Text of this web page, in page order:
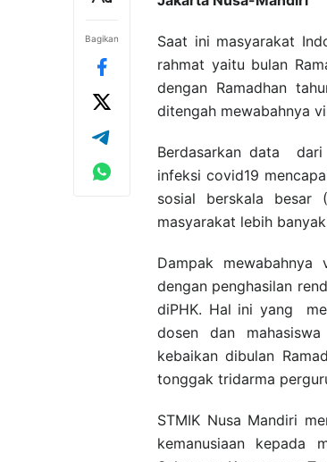
Bagikan
Saat ini masyarakat
rahmat yaitu bulan
dengan Ramadhan
ditengah mewabahnya
Berdasarkan data
infeksi covid19
sosial berskala besar
masyarakat lebih
Dampak mewabahnya
dengan penghasilan
diPHK. Hal ini yang
dosen dan
kebaikan dibulan
tonggak tridarma
STMIK Nusa Mandiri
kemanusiaan kepada